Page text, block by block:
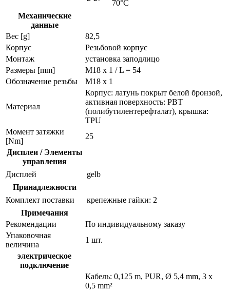
70°C
Механические
данные
Вес [g]
82,5
Корпус
Резьбовой корпус
Монтаж
установка заподлицо
Размеры [mm]
M18 x 1 / L = 54
Обозначение резьбы
M18 x 1
Материал
Корпус: латунь покрыт белой бронзой,
активная поверхность: PBT
(полибутилентерефталат), крышка:
TPU
Момент затяжки
[Nm]
25
Дисплеи / Элементы
управления
Дисплей
gelb
Принадлежности
Комплект поставки
крепежные гайки: 2
Примечания
Рекомендации
По индивидуальному заказу
Упаковочная
величина
1 шт.
электрическое
подключение
Кабель: 0,125 m, PUR, Ø 5,4 mm, 3 x
0,5 mm²